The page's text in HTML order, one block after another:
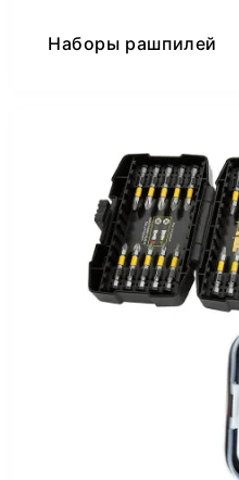
Наборы рашпилей